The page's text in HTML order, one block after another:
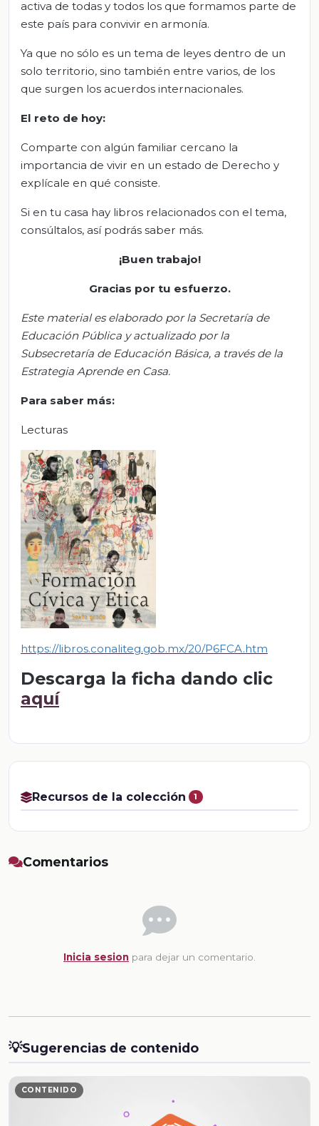
activa de todas y todos los que formamos parte de
este país para convivir en armonía.
Ya que no sólo es un tema de leyes dentro de un
solo territorio, sino también entre varios, de los
que surgen los acuerdos internacionales.
El reto de hoy:
Comparte con algún familiar cercano la
importancia de vivir en un estado de Derecho y
explícale en qué consiste.
Si en tu casa hay libros relacionados con el tema,
consúltalos, así podrás saber más.
¡Buen trabajo!
Gracias por tu esfuerzo.
Este material es elaborado por la Secretaría de
Educación Pública y actualizado por la
Subsecretaría de Educación Básica, a través de la
Estrategia Aprende en Casa.
Para saber más:
Lecturas
https://libros.conaliteg.gob.mx/20/P6FCA.htm
Descarga la ficha dando clic
aquí
Recursos de la colección 1
Comentarios
Inicia sesion para dejar un comentario.
💡Sugerencias de contenido
CONTENIDO